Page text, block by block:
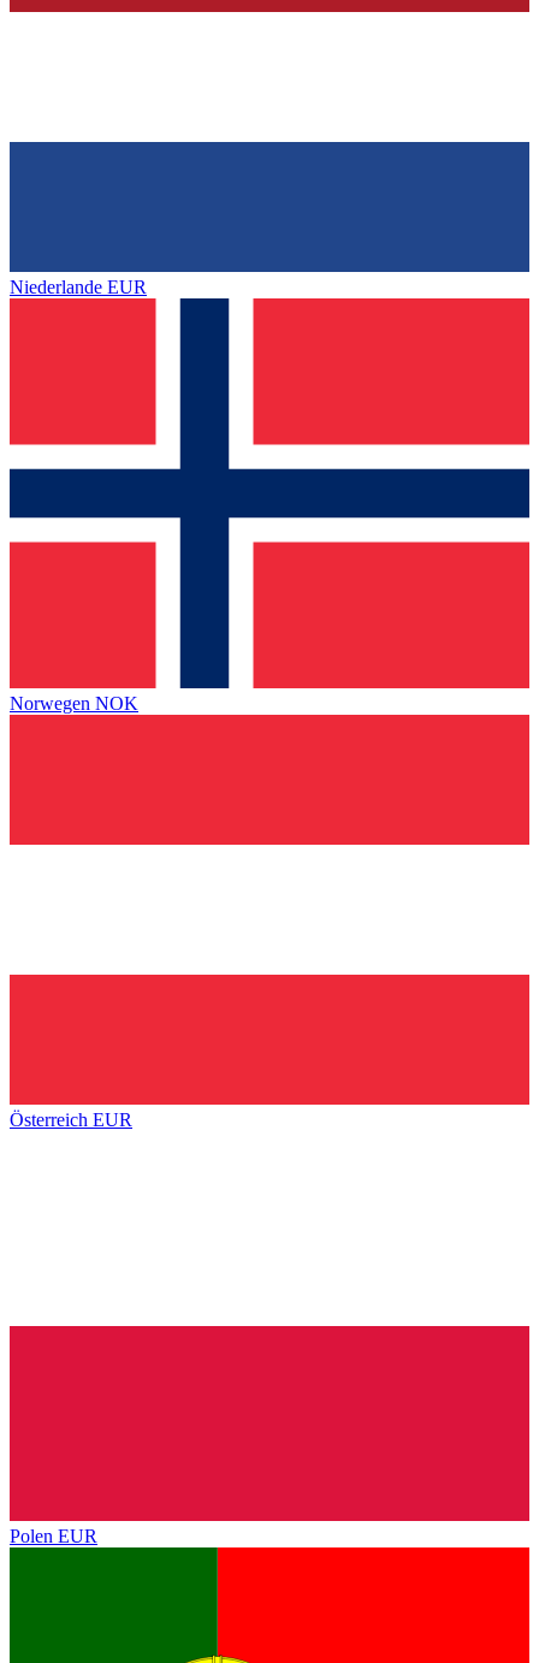
Niederlande EUR
Norwegen NOK
Österreich EUR
Polen EUR